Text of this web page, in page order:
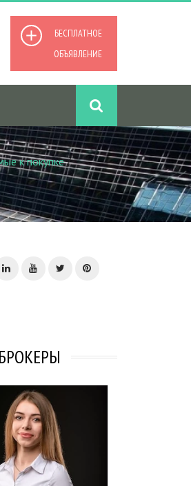
БЕСПЛАТНОЕ
ОБЪЯВЛЕНИЕ
к покупке/